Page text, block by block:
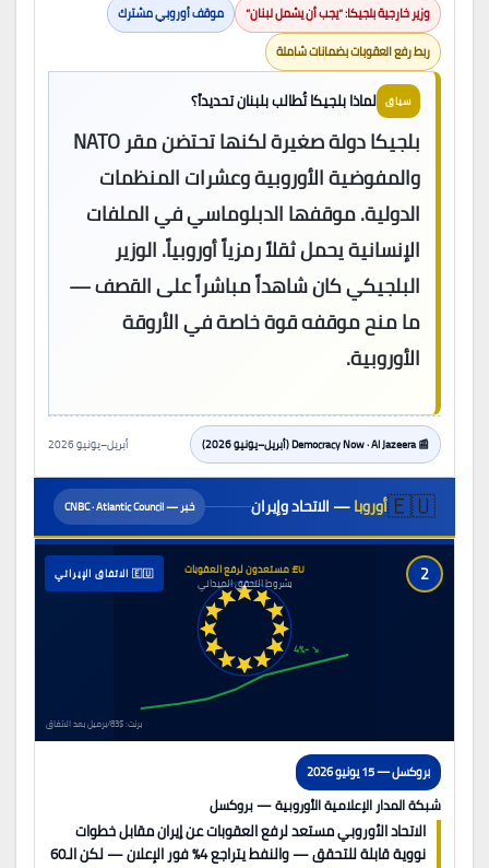
وزير خارجية بلجيكا: “يجب أن يشمل لبنان”
موقف أوروبي مشترك
ربط رفع العقوبات بضمانات شاملة
سياق لماذا بلجيكا تُطالب بلبنان تحديداً؟
بلجيكا دولة صغيرة لكنها تحتضن مقر NATO
والمفوضية الأوروبية وعشرات المنظمات
الدولية. موقفها الدبلوماسي في الملفات
الإنسانية يحمل ثقلاً رمزياً أوروبياً. الوزير
البلجيكي كان شاهداً مباشراً على القصف —
ما منح موقفه قوة خاصة في الأروقة
الأوروبية.
📰 Democracy Now · Al Jazeera (أبريل–يونيو 2026) أبريل–يونيو 2026
🇪🇺أوروبا— الاتحاد وإيران خبر — CNBC · Atlantic Council
↘ -4%
برنت: $83/برميل بعد الاتفاق
EU: مستعدون لرفع العقوبات
بشروط التحقق الميداني 2 🇪🇺 الاتفاق الإيراني
بروكسل — 15 يونيو 2026
شبكة المدار الإعلامية الأوروبية — بروكسل
الاتحاد الأوروبي مستعد لرفع العقوبات عن إيران مقابل خطوات
نووية قابلة للتحقق — والنفط يتراجع 4% فور الإعلان — لكن الـ60